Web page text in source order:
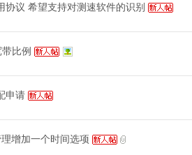
协议 希望支持对测速软件的识别
比例
申请
增加一个时间选项